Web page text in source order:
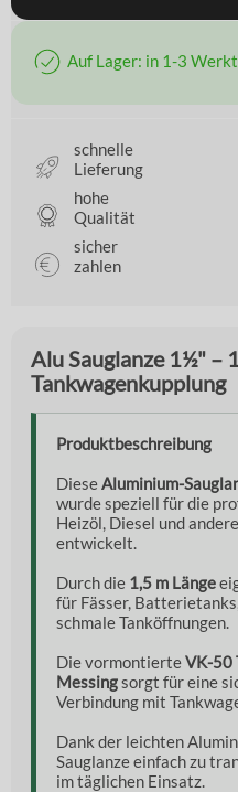
Auf Lager: in 1-3
schnelle
Lieferung
hohe
Qualität
sicher
zahlen
Alu Sauglanze 1½" –
Tankwagenkupplung
Produktbeschreibung
Diese Aluminium-
wurde speziell für die
Heizöl, Diesel und
entwickelt.
Durch die 1,5 m Länge
für Fässer,
schmale Tanköffnungen.
Die vormontierteVK-50
Messingsorgt für eine
Verbindung mit
Dank der leichten
Sauglanze einfach zu
im täglichen Einsatz.